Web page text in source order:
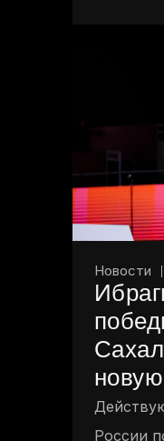
Новости
России